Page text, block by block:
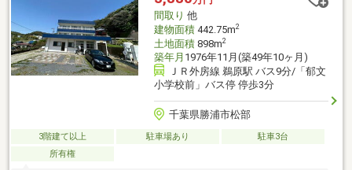
間取り 他
建物面積442.75m2
土地面積898m2
築年月 1976年11月(築49年10ヶ月)
ＪＲ外房線 鵜原駅 バス9分/「郁文
小学校前」バス停 停歩3分
千葉県勝浦市松部
3階建て以上 駐車場あり
駐車3台
所有権